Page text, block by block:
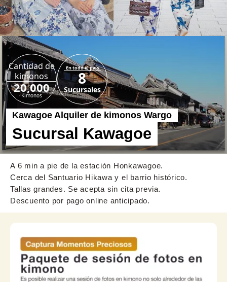
Cantidad de
kimonos
20,000
Kimonos
En todo el país
8
Sucursales
Kawagoe Alquiler de kimonos Wargo
Sucursal Kawagoe
A 6 min a pie de la estación Honkawagoe.
Cerca del Santuario Hikawa y el barrio histórico.
Tallas grandes. Se acepta sin cita previa.
Descuento por pago online anticipado.